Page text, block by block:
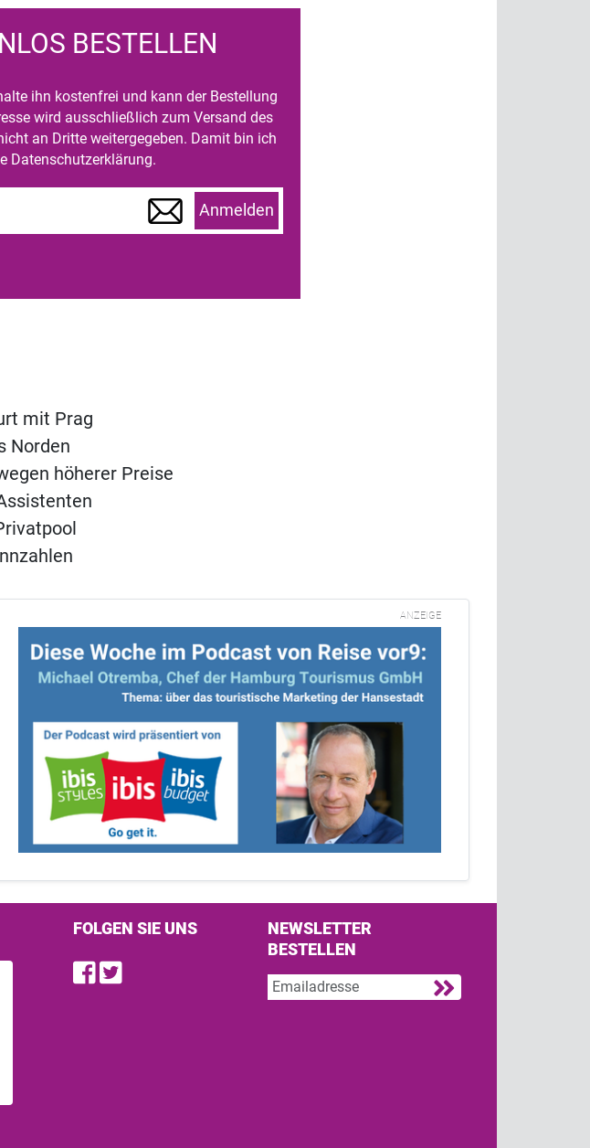
BESTELLEN
ihn kostenfrei und kann der Bestellung
wird ausschließlich zum Versand des
an Dritte weitergegeben. Damit bin ich
Datenschutzerklärung.
Anmelden
mit Prag
Norden
höherer Preise
ANZEIGE
FOLGEN SIE UNS
Find us on Facebook
Follow us on Twitter
NEWSLETTER
BESTELLEN